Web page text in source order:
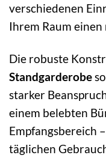
verschiedenen
Ihrem Raum einen
Die robuste
Standgarderobe
starker
einem belebten
Empfangsbereich
täglichen